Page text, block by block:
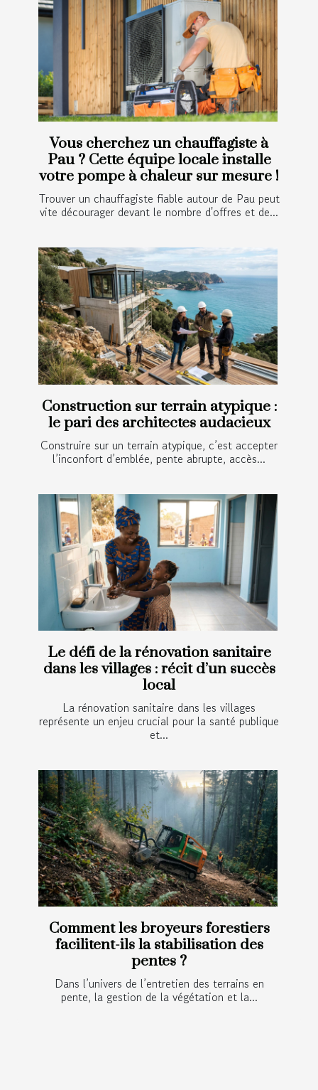
Vous cherchez un chauffagiste à
Pau ? Cette équipe locale installe
votre pompe à chaleur sur mesure !
Trouver un chauffagiste fiable autour de Pau peut
vite décourager devant le nombre d'offres et de...
Construction sur terrain atypique :
le pari des architectes audacieux
Construire sur un terrain atypique, c’est accepter
l’inconfort d’emblée, pente abrupte, accès...
Le défi de la rénovation sanitaire
dans les villages : récit d’un succès
local
La rénovation sanitaire dans les villages
représente un enjeu crucial pour la santé publique
et...
Comment les broyeurs forestiers
facilitent-ils la stabilisation des
pentes ?
Dans l’univers de l’entretien des terrains en
pente, la gestion de la végétation et la...